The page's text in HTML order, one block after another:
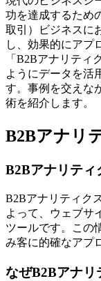
功を達成するため
取引）ビジネスに
し、効果的にアプ
「B2Bアナリティ
ようにデータを活
す。事例を交えな
術を紹介します。
B2Bアナリ
B2Bアナリティ
B2Bアナリティク
よって、ウェブサ
ツールです。この
み客に的確なアプ
なぜB2Bアナリ